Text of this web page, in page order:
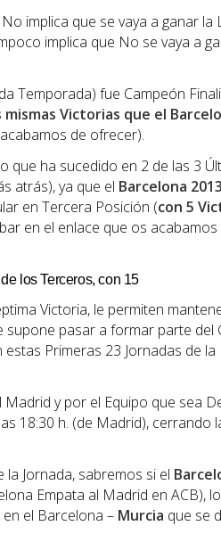
implica que se vaya a ganar la
implica que No se vaya a
Temporada) fue Campeón
Victorias que el
de ofrecer).
que ha sucedido en 2 de las 3
atrás), ya que el Barcelona
en Tercera Posición (con 5
en el enlace que os acabamos
los Terceros, con 15
Victoria, le permiten
pasar a formar parte del
Primeras 23 Jornadas de la
y por el Equipo que sea
18:30 h. (de Madrid), cerrando
la Jornada, sabremos si el
Empata al Madrid en ACB),
el Barcelona – Murcia que se